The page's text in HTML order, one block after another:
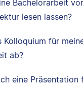
Bachelorarbeit
lesen lassen?
Kolloquium für
ab?
eine Präsentation